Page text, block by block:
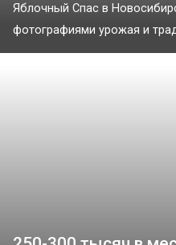
Яблочный Спас в
фотографиями урожая и